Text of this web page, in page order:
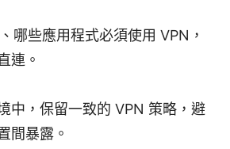
哪些應用程式必須使用 VPN，
連。
中，保留一致的 VPN 策略，避
間暴露。